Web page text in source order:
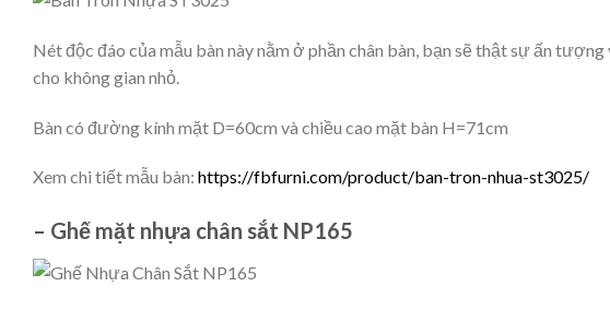
Nét độc đáo của mẫu bàn này nằm ở phần chân bàn, bạn sẽ thật sự ấn
cho không gian nhỏ.
Bàn có đường kính mặt D=60cm và chiều cao mặt bàn H=71cm
Xem chi tiết mẫu bàn: https://fbfurni.com/product/ban-tron-nhua-st3025/
– Ghế mặt nhựa chân sắt NP165